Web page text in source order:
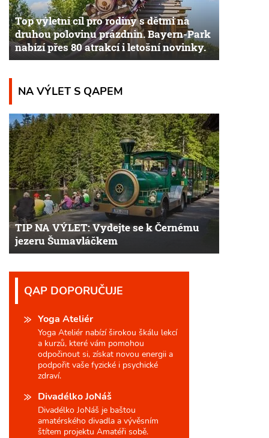
Top výletní cíl pro rodiny s dětmi na
druhou polovinu prázdnin. Bayern-Park
nabízí přes 80 atrakcí i letošní novinky.
NA VÝLET S QAPEM
TIP NA VÝLET: Vydejte se k Černému
jezeru Šumavláčkem
QAP DOPORUČUJE
Yoga Ateliér
Yoga Ateliér nabízí širokou škálu lekcí
a kurzů, které vám pomohou
odpočinout si, získat novou energii a
podpořit vaše fyzické i psychické
zdraví.
Divadélko JoNáš
Divadélko JoNáš je baštou
amatérského divadla a vývěsním
štítem projektu Amatéři sobě.